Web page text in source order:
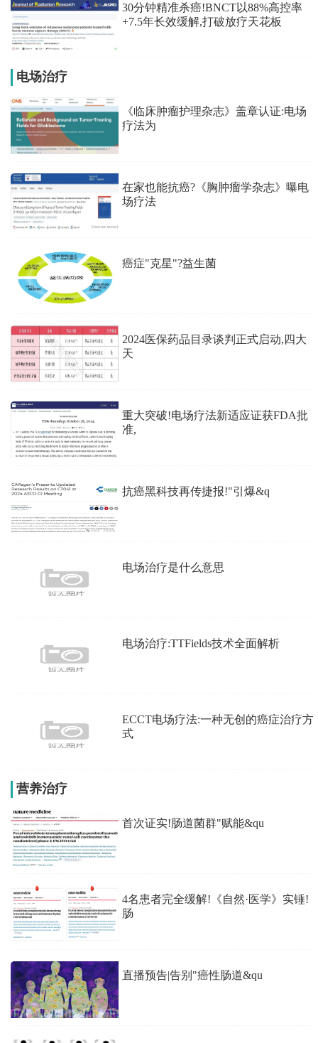
30分钟精准杀癌!BNCT以88%高控率
+7.5年长效缓解,打破放疗天花板
电场治疗
《临床肿瘤护理杂志》盖章认证:电场
疗法为
在家也能抗癌?《胸肿瘤学杂志》曝电
场疗法
癌症"克星"?益生菌
2024医保药品目录谈判正式启动,四大
天
重大突破!电场疗法新适应证获FDA批
准,
抗癌黑科技再传捷报!"引爆&q
电场治疗是什么意思
电场治疗:TTFields技术全面解析
ECCT电场疗法:一种无创的癌症治疗方
式
营养治疗
首次证实!肠道菌群"赋能&qu
4名患者完全缓解!《自然·医学》实锤!
肠
直播预告|告别"癌性肠道&qu